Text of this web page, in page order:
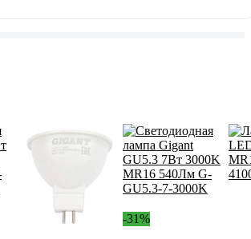
-31%